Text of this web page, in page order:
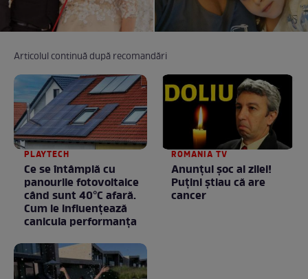
Articolul continuă după recomandări
PLAYTECH
Ce se întâmplă cu
panourile fotovoltaice
când sunt 40°C afară.
Cum le influențează
canicula performanța
ROMANIA TV
Anunţul şoc al zilei!
Puţini ştiau că are
cancer